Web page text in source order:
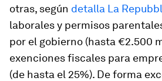
otras, según detalla La
laborales y permisos
por el gobierno (hasta €2.500
exenciones fiscales para
(de hasta el 25%). De forma